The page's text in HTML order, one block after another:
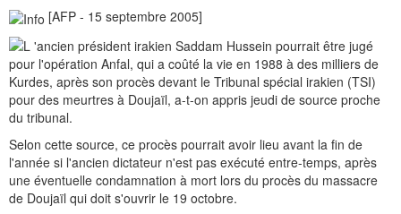
[AFP - 15 septembre 2005]
'ancien président irakien Saddam Hussein pourrait être jugé
pour l'opération Anfal, qui a coûté la vie en 1988 à des milliers de
Kurdes, après son procès devant le Tribunal spécial irakien (TSI)
pour des meurtres à Doujaïl, a-t-on appris jeudi de source proche
du tribunal.
Selon cette source, ce procès pourrait avoir lieu avant la fin de
l'année si l'ancien dictateur n'est pas exécuté entre-temps, après
une éventuelle condamnation à mort lors du procès du massacre
de Doujaïl qui doit s'ouvrir le 19 octobre.